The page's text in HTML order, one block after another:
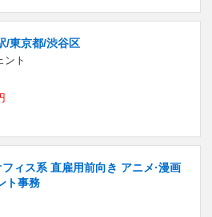
/東京都/渋谷区
ント
ィス系 直雇用前向き アニメ·漫画
ト事務